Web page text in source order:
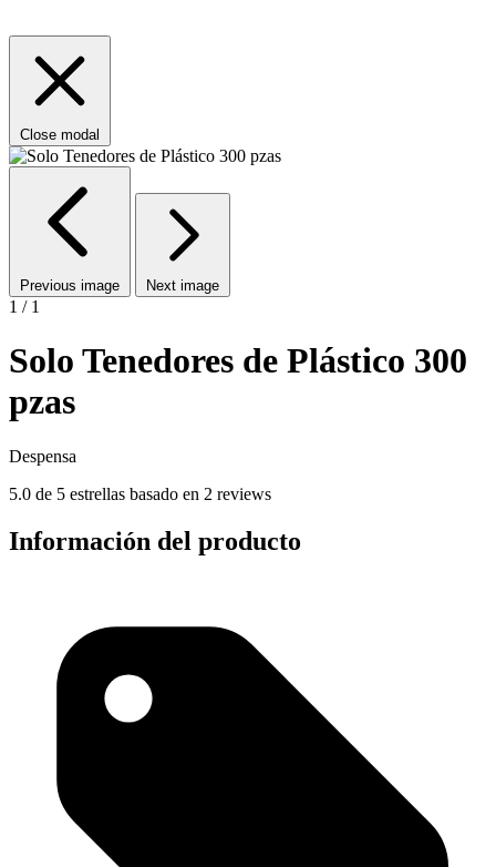
Close modal
Previous image Next image
1 / 1
Solo Tenedores de Plástico 300
pzas
Despensa
5.0 de 5 estrellas basado en 2 reviews
Información del producto